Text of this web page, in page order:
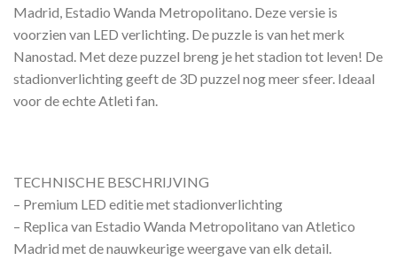
Madrid, Estadio Wanda Metropolitano. Deze versie is
voorzien van LED verlichting. De puzzle is van het merk
Nanostad. Met deze puzzel breng je het stadion tot leven! De
stadionverlichting geeft de 3D puzzel nog meer sfeer. Ideaal
voor de echte Atleti fan.
TECHNISCHE BESCHRIJVING
– Premium LED editie met stadionverlichting
– Replica van Estadio Wanda Metropolitano van Atletico
Madrid met de nauwkeurige weergave van elk detail.